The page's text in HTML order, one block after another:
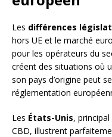
Les différences
hors UE et le marché
pour les opérateurs du
créent des situations où
son pays d’origine peut
réglementation
Les États-Unis,
CBD, illustrent